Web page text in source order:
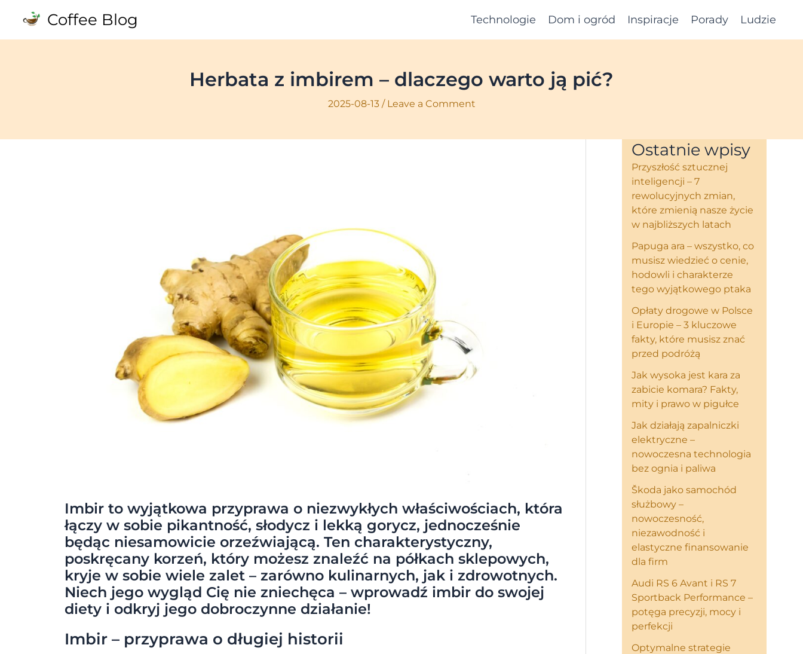
content
Coffee Blog Technologie Dom i ogród Inspiracje Porady Ludzie
Herbata z imbirem – dlaczego warto ją pić?
2025-08-13 / Leave a Comment
Imbir to wyjątkowa przyprawa o niezwykłych właściwościach, która
łączy w sobie pikantność, słodycz i lekką gorycz, jednocześnie
będąc niesamowicie orzeźwiającą. Ten charakterystyczny,
poskręcany korzeń, który możesz znaleźć na półkach sklepowych,
kryje w sobie wiele zalet – zarówno kulinarnych, jak i zdrowotnych.
Niech jego wygląd Cię nie zniechęca – wprowadź imbir do swojej
diety i odkryj jego dobroczynne działanie!
Imbir – przyprawa o długiej historii
Ostatnie wpisy
Przyszłość sztucznej
inteligencji – 7
rewolucyjnych zmian,
które zmienią nasze życie
w najbliższych latach
Papuga ara – wszystko, co
musisz wiedzieć o cenie,
hodowli i charakterze
tego wyjątkowego ptaka
Opłaty drogowe w Polsce
i Europie – 3 kluczowe
fakty, które musisz znać
przed podróżą
Jak wysoka jest kara za
zabicie komara? Fakty,
mity i prawo w pigułce
Jak działają zapalniczki
elektryczne –
nowoczesna technologia
bez ognia i paliwa
Škoda jako samochód
służbowy –
nowoczesność,
niezawodność i
elastyczne finansowanie
dla firm
Audi RS 6 Avant i RS 7
Sportback Performance –
potęga precyzji, mocy i
perfekcji
Optymalne strategie